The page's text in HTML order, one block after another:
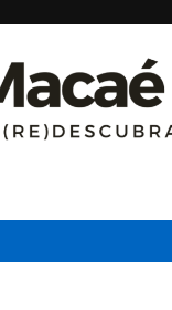
Princesinha do